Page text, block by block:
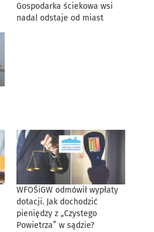
Gospodarka ściekowa wsi
nadal odstaje od miast
WFOŚiGW odmówił wypłaty
dotacji. Jak dochodzić
pieniędzy z „Czystego
Powietrza” w sądzie?